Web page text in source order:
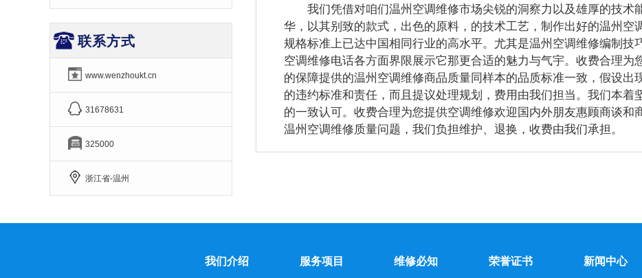
我们凭借对咱们温州空调维修市场尖锐的洞察力以及雄厚的技术
华，以其别致的款式，出色的原料，的技术工艺，制作出好的温州空
规格标准上已达中国相同行业的高水平。尤其是温州空调维修编制技
空调维修电话各方面界限展示它那更合适的魅力与气宇。收费合理为
的保障提供的温州空调维修商品质量同样本的品质标准一致，假设出
的违约标准和责任，而且提议处理规划，费用由我们担当。我们本着
的一致认可。收费合理为您提供空调维修欢迎国内外朋友惠顾商谈和
温州空调维修质量问题，我们负担维护、退换，收费由我们承担。
联系方式
www.wenzhoukt.cn
31678631
325000
浙江省-温州
我们介绍 服务项目 维修必知 荣誉证书 新闻中心